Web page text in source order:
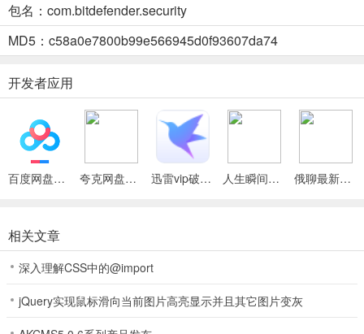
1. 防病毒强：能让安卓设备免受新旧在线威胁，全方位守护手机安
全。
件。
3. 网络保护好：可抵御危险网络钓鱼和欺诈网站，保障上网安全。
4. 智能提建议：根据设备使用情况，智能给出安全防护建议。
1、防病毒保护：让 Android 设备免受新的和现有在线威胁，畅行无
阻。
2、VirusMalwareScanner：实现 100%病毒等检测率，按需及安装扫
描并删除恶意软件。
包名：com.bitdefender.security
MD5：c58a0e7800b99e566945d0f93607da74
开发者应用
百度网盘绿色免安装Pc电脑版 夸克网盘官方正式版 迅雷vip破解版永久会员2024版 人生瞬间最新手机版 俄聊最新手机版
相关文章
深入理解CSS中的@import
jQuery实现鼠标滑向当前图片高亮显示并且其它图片变灰